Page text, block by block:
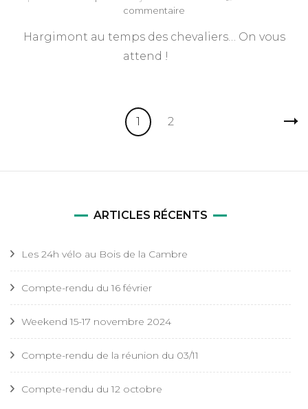
commentaire
2014
Hargimont au temps des chevaliers… On vous
attend !
Page
1 Page
2
ARTICLES RÉCENTS
Les 24h vélo au Bois de la Cambre
Compte-rendu du 16 février
Weekend 15-17 novembre 2024
Compte-rendu de la réunion du 03/11
Compte-rendu du 12 octobre